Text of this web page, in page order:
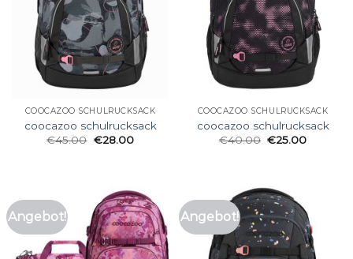
COOCAZOO SCHULRUCKSACK
coocazoo schulrucksack
€45.00 €28.00
COOCAZOO SCHULRUCKSACK
coocazoo schulrucksack
€40.00 €25.00
Angebot! Angebot!